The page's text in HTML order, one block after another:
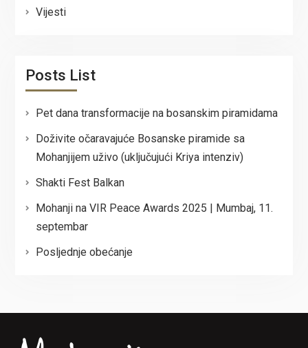
Vijesti
Posts List
Pet dana transformacije na bosanskim piramidama
Doživite očaravajuće Bosanske piramide sa
Mohanjijem uživo (uključujući Kriya intenziv)
Shakti Fest Balkan
Mohanji na VIR Peace Awards 2025 | Mumbaj, 11.
septembar
Posljednje obećanje